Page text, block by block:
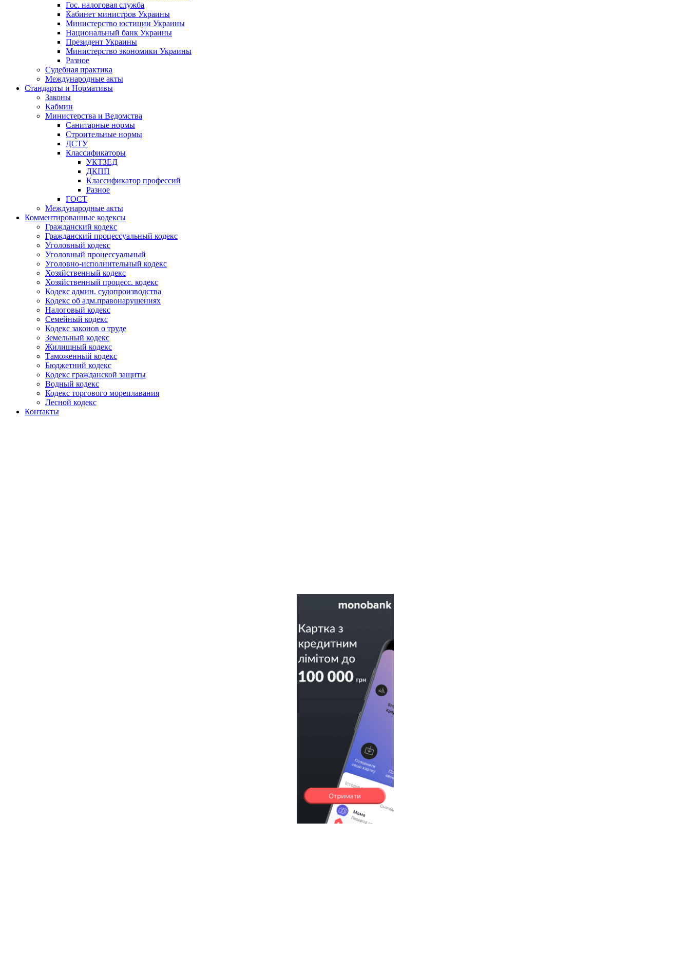
Гос. налоговая служба
Кабинет министров Украины
Министерство юстиции Украины
Национальный банк Украины
Президент Украины
Министерство экономики Украины
Разное
Судебная практика
Международные акты
Стандарты и Нормативы
Законы
Кабмин
Министерства и Ведомства
Санитарные нормы
Строительные нормы
ДСТУ
Классификаторы
УКТЗЕД
ДКПП
Классификатор профессий
Разное
ГОСТ
Международные акты
Комментированные кодексы
Гражданский кодекс
Гражданский процессуальный кодекс
Уголовный кодекс
Уголовный процессуальный
Уголовно-исполнительный кодекс
Хозяйственный кодекс
Хозяйственный процесс. кодекс
Кодекс админ. судопроизводства
Кодекс об адм.правонарушениях
Налоговый кодекс
Семейный кодекс
Кодекс законов о труде
Земельный кодекс
Жилищный кодекс
Таможенный кодекс
Бюджетний кодекс
Кодекс гражданской защиты
Водный кодекс
Кодекс торгового мореплавания
Лесной кодекс
Контакты